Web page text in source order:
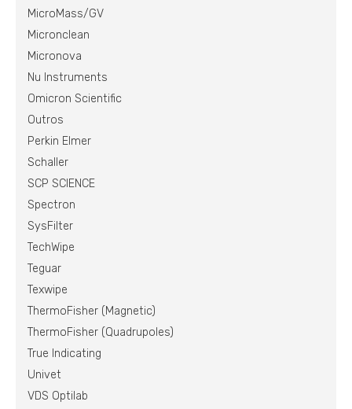
MicroMass/GV
Micronclean
Micronova
Nu Instruments
Omicron Scientific
Outros
Perkin Elmer
Schaller
SCP SCIENCE
Spectron
SysFilter
TechWipe
Teguar
Texwipe
ThermoFisher (Magnetic)
ThermoFisher (Quadrupoles)
True Indicating
Univet
VDS Optilab